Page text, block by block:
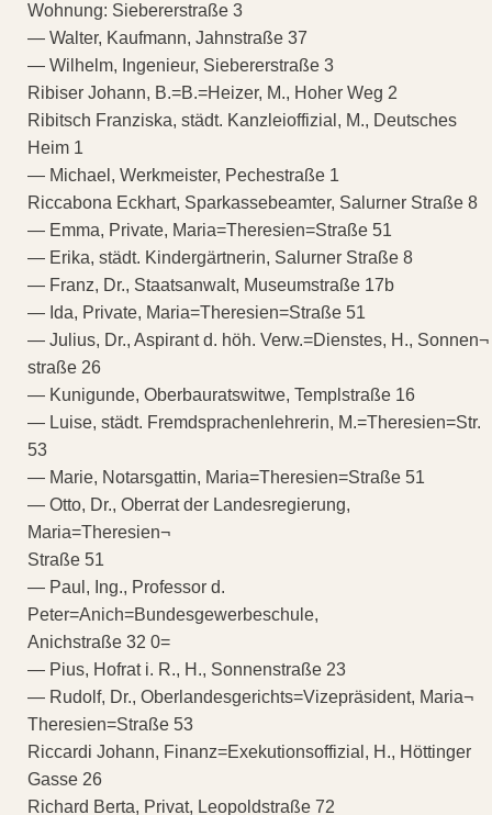
Wohnung: Siebererstraße 3
— Walter, Kaufmann, Jahnstraße 37
— Wilhelm, Ingenieur, Siebererstraße 3
Ribiser Johann, B.=B.=Heizer, M., Hoher Weg 2
Ribitsch Franziska, städt. Kanzleioffizial, M., Deutsches
Heim 1
— Michael, Werkmeister, Pechestraße 1
Riccabona Eckhart, Sparkassebeamter, Salurner Straße 8
— Emma, Private, Maria=Theresien=Straße 51
— Erika, städt. Kindergärtnerin, Salurner Straße 8
— Franz, Dr., Staatsanwalt, Museumstraße 17b
— Ida, Private, Maria=Theresien=Straße 51
— Julius, Dr., Aspirant d. höh. Verw.=Dienstes, H., Sonnen¬
straße 26
— Kunigunde, Oberbauratswitwe, Templstraße 16
— Luise, städt. Fremdsprachenlehrerin, M.=Theresien=Str.
53
— Marie, Notarsgattin, Maria=Theresien=Straße 51
— Otto, Dr., Oberrat der Landesregierung,
Maria=Theresien¬
Straße 51
— Paul, Ing., Professor d.
Peter=Anich=Bundesgewerbeschule,
Anichstraße 32 0=
— Pius, Hofrat i. R., H., Sonnenstraße 23
— Rudolf, Dr., Oberlandesgerichts=Vizepräsident, Maria¬
Theresien=Straße 53
Riccardi Johann, Finanz=Exekutionsoffizial, H., Höttinger
Gasse 26
Richard Berta, Privat, Leopoldstraße 72